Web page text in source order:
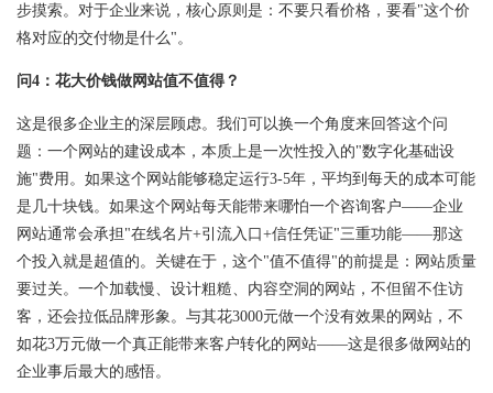
步摸索。对于企业来说，核心原则是：不要只看价格，要看"这个价
格对应的交付物是什么"。
问4：花大价钱做网站值不值得？
这是很多企业主的深层顾虑。我们可以换一个角度来回答这个问
题：一个网站的建设成本，本质上是一次性投入的"数字化基础设
施"费用。如果这个网站能够稳定运行3-5年，平均到每天的成本可能
是几十块钱。如果这个网站每天能带来哪怕一个咨询客户——企业
网站通常会承担"在线名片+引流入口+信任凭证"三重功能——那这
个投入就是超值的。关键在于，这个"值不值得"的前提是：网站质量
要过关。一个加载慢、设计粗糙、内容空洞的网站，不但留不住访
客，还会拉低品牌形象。与其花3000元做一个没有效果的网站，不
如花3万元做一个真正能带来客户转化的网站——这是很多做网站的
企业事后最大的感悟。